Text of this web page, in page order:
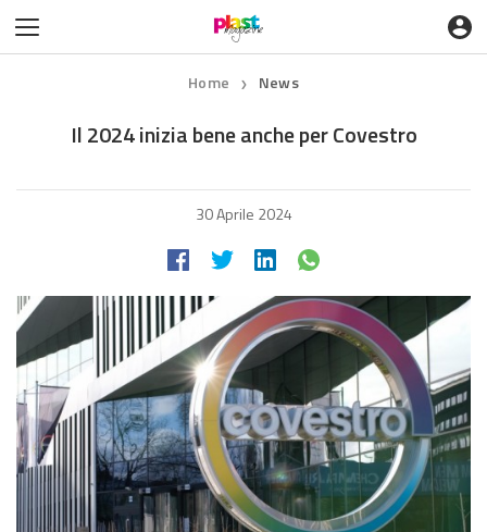
Home ❯ News
Il 2024 inizia bene anche per Covestro
30 Aprile 2024